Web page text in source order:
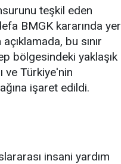
teşkil eden
BMGK kararında yer
bu sınır
bölgesindeki yaklaşık
ve Türkiye'nin
işaret edildi.
insani yardım